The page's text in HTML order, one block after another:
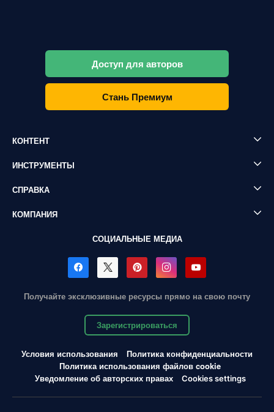
Доступ для авторов
Стань Премиум
КОНТЕНТ
ИНСТРУМЕНТЫ
СПРАВКА
КОМПАНИЯ
СОЦИАЛЬНЫЕ МЕДИА
Получайте эксклюзивные ресурсы прямо на свою почту
Зарегистрироваться
Условия использования
Политика конфиденциальности
Политика использования файлов cookie
Уведомление об авторских правах
Cookies settings